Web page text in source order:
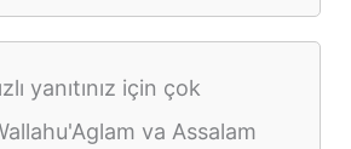
yanıtınız için çok
va Assalam